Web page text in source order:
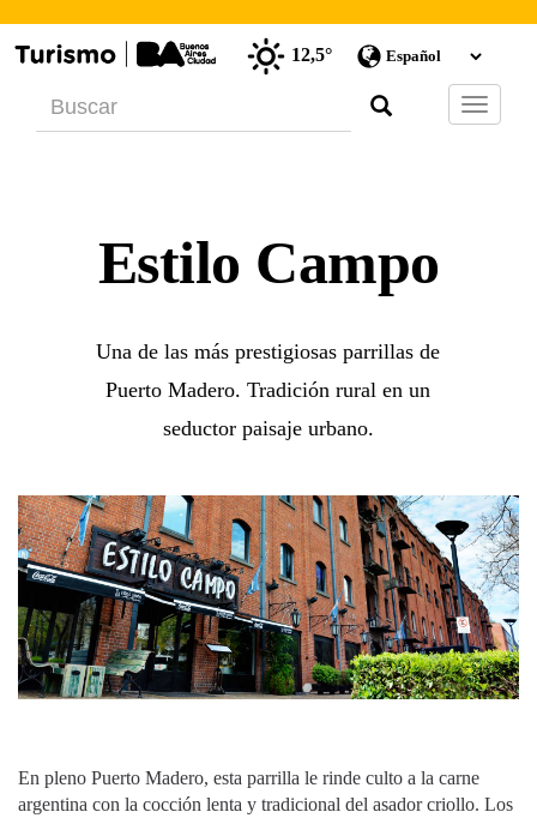
12,5°
Barra
de
Estilo Campo
Una de las más prestigiosas parrillas de
Puerto Madero. Tradición rural en un
seductor paisaje urbano.
En pleno Puerto Madero, esta parrilla le rinde culto a la carne
argentina con la cocción lenta y tradicional del asador criollo. Los